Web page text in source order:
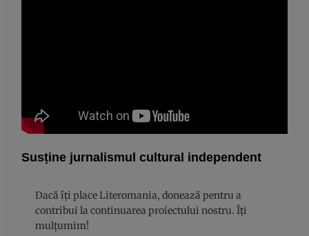
Susține jurnalismul cultural independent
Dacă îți place Literomania, donează pentru a
contribui la continuarea proiectului nostru. Îți
mulțumim!